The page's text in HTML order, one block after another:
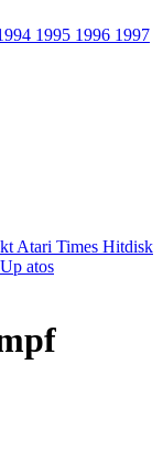
1995 1996 1997
Atari Times Hitdisk
atos